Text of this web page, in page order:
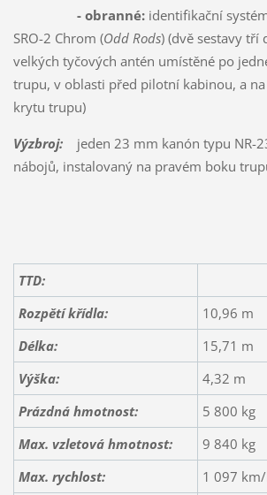
- obranné:identifikační
SRO-2 Chrom (Odd Rods) (dvě sestavy tří
velkých tyčových antén umístěné po
trupu, v oblasti před pilotní kabinou, a
krytu trupu)
Výzbroj:jeden 23 mm kanón typu NR-
nábojů, instalovaný na pravém boku
TTD:
Rozpětí křídla:
10,96 m
Délka:
15,71 m
Výška:
4,32 m
Prázdná hmotnost:
5 800 kg
Max. vzletová hmotnost:
9 840 kg
Max. rychlost:
1 097